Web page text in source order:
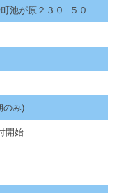
池が原２３０−５０
のみ)
開始